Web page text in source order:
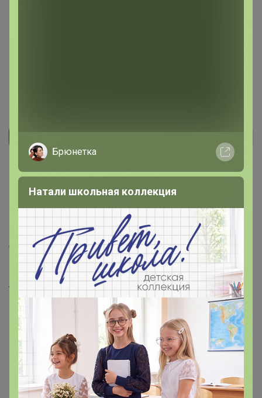
Реклама
Как здесь все устроено?
Как сделать заказ?
Как получить?
Доставка
Шоурумы
Торговые марки
Наша команда
В наличии
Подарочные сертификаты
Реклама на сайте
Поставщикам
Брюнетка
Натали школьная коллекция